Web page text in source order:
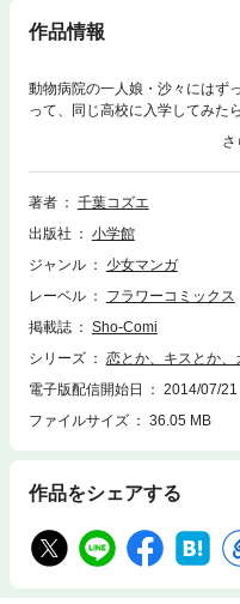
作品情報
動物病院の一人娘・沙々にはず
って、同じ高校に入学してみ
千葉コズエが描く、センシティ
著者
千葉コズエ
出版社
小学館
ジャンル
少女マンガ
レーベル
フラワーコミックス
掲載誌
Sho-Comi
シリーズ
恋とか、キスとか、
電子版配信開始日
2014/07/21
ファイルサイズ
36.05 MB
作品をシェアする